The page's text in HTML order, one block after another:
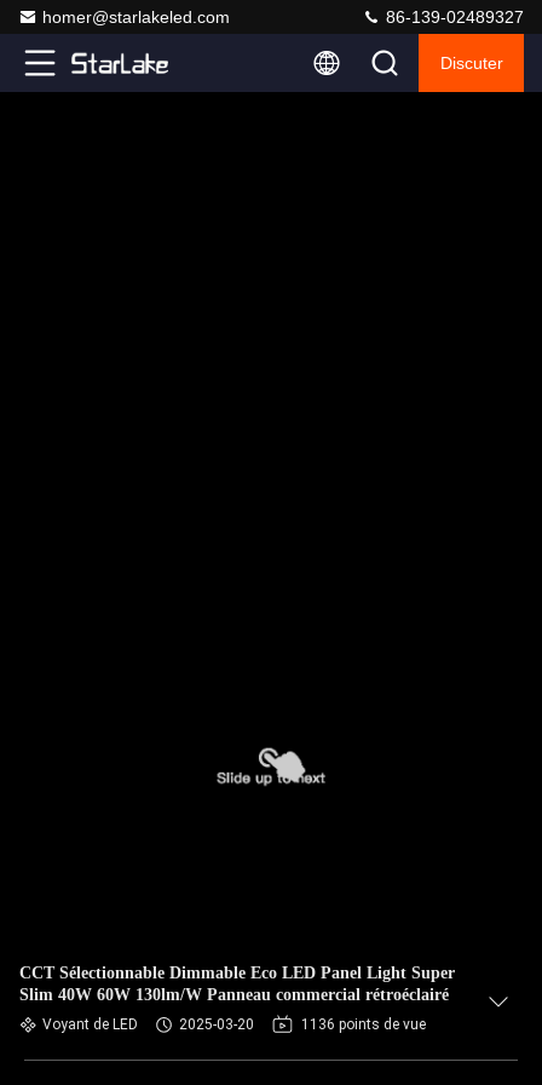
homer@starlakeled.com 86-139-02489327
Discuter
CCT Sélectionnable Dimmable Eco LED Panel Light Super
Slim 40W 60W 130lm/W Panneau commercial rétroéclairé
Voyant de LED 2025-03-20 1136 points de vue